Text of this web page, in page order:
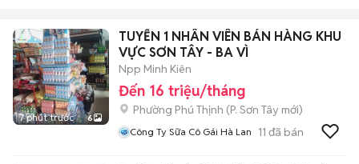
7 phút trước 6
TUYỂN 1 NHÂN VIÊN BÁN HÀNG KHU
VỰC SƠN TÂY - BA VÌ
Npp Minh Kiên
Đến 16 triệu/tháng
Phường Phú Thịnh (P. Sơn Tây mới)
Công Ty Sữa Cô Gái Hà Lan 11 đã bán